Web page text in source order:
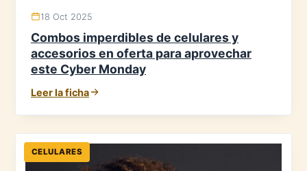
18 Oct 2025
Combos imperdibles de celulares y
accesorios en oferta para aprovechar
este Cyber Monday
Leer la ficha
CELULARES